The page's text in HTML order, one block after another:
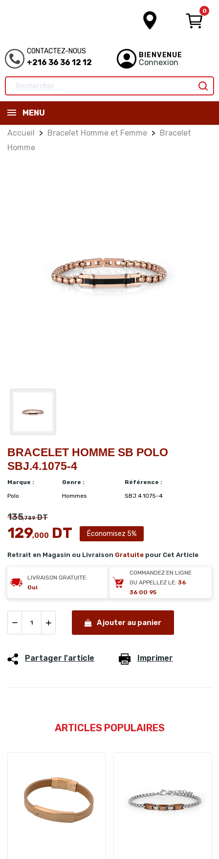
0
CONTACTEZ-NOUS
+216 36 36 12 12
BIENVENUE
Connexion
MENU
Accueil Bracelet Homme et Femme
Bracelet
Homme
BRACELET HOMME SB POLO
SBJ.4.1075-4
Marque :
Polo
Genre :
Hommes
Référence :
SBJ.4.1075-4
135,789DT
129,000 DT Économisez 5%
Retrait en Magasin ou Livraison Gratuite pour Cet Article
LIVRAISON GRATUITE:
Oui
COMMANDEZ EN LIGNE
OU APPELLEZ LE: 36
36 00 95
Ajouter au panier
Partager l'article Imprimer
ARTICLES POPULAIRES